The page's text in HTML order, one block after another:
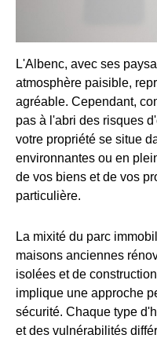
L'Albenc, avec ses
atmosphère paisible,
agréable. Cependant,
pas à l'abri des risques
votre propriété se situe
environnantes ou en
de vos biens et de vos
particulière.
La mixité du parc
maisons anciennes
isolées et de
implique une approche
sécurité. Chaque type
et des vulnérabilités